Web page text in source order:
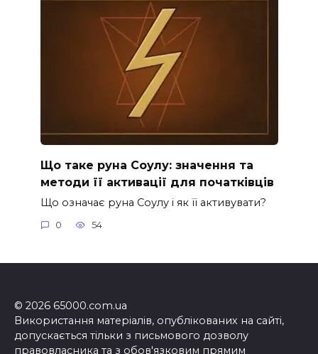
Що таке руна Соулу: значення та
методи її активації для початківців
Що означає руна Соулу і як її активувати?
0 54
© 2026 65000.com.ua
Використання матеріалів, опублікованих на сайті,
допускається тільки з письмового дозволу
правовласника та з обов'язковим прямим